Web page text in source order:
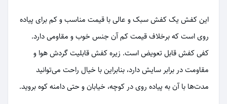
این کفش یک کفش سبک و عالی با قیمت مناسب و کم برای پیاده
روی است که برخلاف قیمت کم آن جنس خوب و مقاومی دارد.
کفی کفش قابل تعویض است. زیره کفش قابلیت گردش هوا و
مقاومت در برابر سایش دارد، بنابراین با خیال راحت می‌توانید
مدت‌ها با آن به پیاده روی در کوچه، خیابان و حتی دامنه کوه بروید.